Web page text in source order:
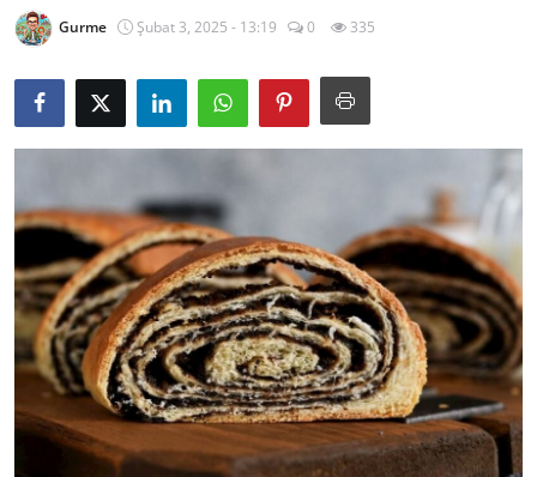
Gıda Güvenliği & Bilimi
Kalori & Diyet Rehberi
Mutfak Püf Noktaları & İpuçları
Temel Gıda ve Ürün Rehberleri
İçecek Kültürü & Barista
Yöresel Tarifler & Ev Yemekleri
Gıda Güvenliği & Sağlık
İçecek Kültürü & Rehberleri
Gurme Şubat 3, 2025 - 13:19 0 335